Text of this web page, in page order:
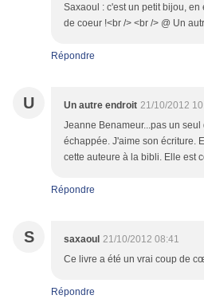
Saxaoul : c'est un petit bijou,
de coeur !<br /> <br /> @ Un
Répondre
U Un autre endroit 21/10/2012
Jeanne Benameur...pas un
échappée. J'aime son écriture.
cette auteure à la bibli. Elle est
Répondre
S saxaoul 21/10/2012 08:41
Ce livre a été un vrai coup de
Répondre